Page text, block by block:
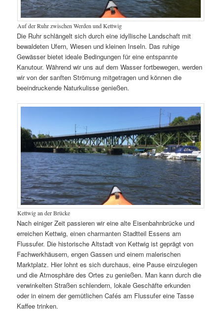
Auf der Ruhr zwischen Werden und Kettwig
Die Ruhr schlängelt sich durch eine idyllische Landschaft mit
bewaldeten Ufern, Wiesen und kleinen Inseln. Das ruhige
Gewässer bietet ideale Bedingungen für eine entspannte
Kanutour. Während wir uns auf dem Wasser fortbewegen, werden
wir von der sanften Strömung mitgetragen und können die
beeindruckende Naturkulisse genießen.
Kettwig an der Brücke
Nach einiger Zeit passieren wir eine alte Eisenbahnbrücke und
erreichen Kettwig, einen charmanten Stadtteil Essens am
Flussufer. Die historische Altstadt von Kettwig ist geprägt von
Fachwerkhäusern, engen Gassen und einem malerischen
Marktplatz. Hier lohnt es sich durchaus, eine Pause einzulegen
und die Atmosphäre des Ortes zu genießen. Man kann durch die
verwinkelten Straßen schlendern, lokale Geschäfte erkunden
oder in einem der gemütlichen Cafés am Flussufer eine Tasse
Kaffee trinken.